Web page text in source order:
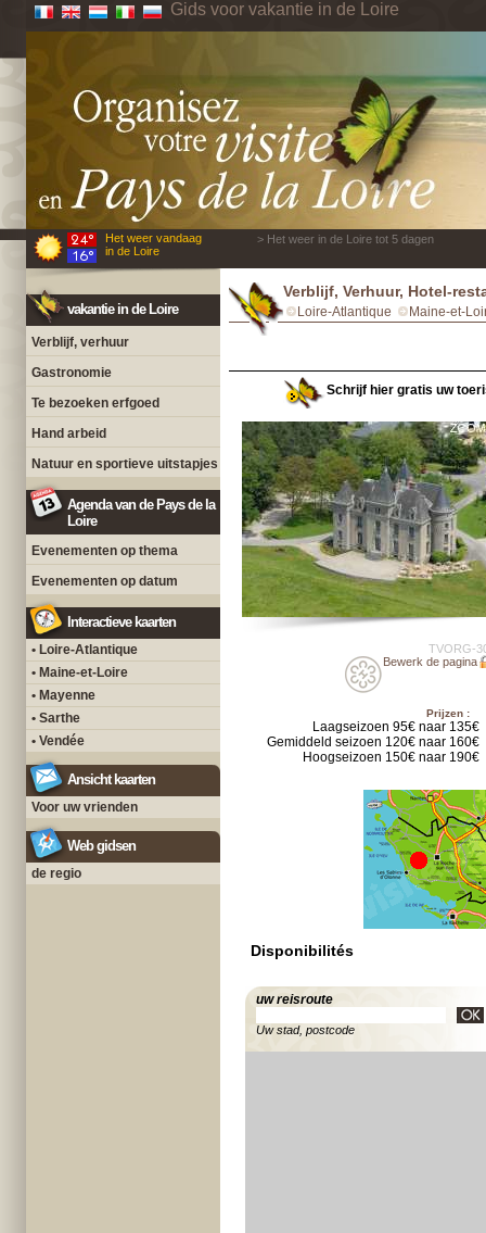
Gids voor vakantie in de Loire
Het weer vandaag
in de Loire
> Het weer in de Loire tot 5 dagen
vakantie in de Loire
Verblijf, verhuur
Gastronomie
Te bezoeken erfgoed
Hand arbeid
Natuur en sportieve uitstapjes
Agenda van de Pays de la
Loire
Evenementen op thema
Evenementen op datum
Interactieve kaarten
• Loire-Atlantique
• Maine-et-Loire
• Mayenne
• Sarthe
• Vendée
Ansicht kaarten
Voor uw vrienden
Web gidsen
de regio
Verblijf, Verhuur, Hotel-
Loire-Atlantique Maine-et-
Schrijf hier gratis uw
TVORG-
Bewerk de pagina
Prijzen :
Laagseizoen 95€ naar 135€
Gemiddeld seizoen 120€ naar 160€
Hoogseizoen 150€ naar 190€
Disponibilités
uw reisroute
Uw stad, postcode